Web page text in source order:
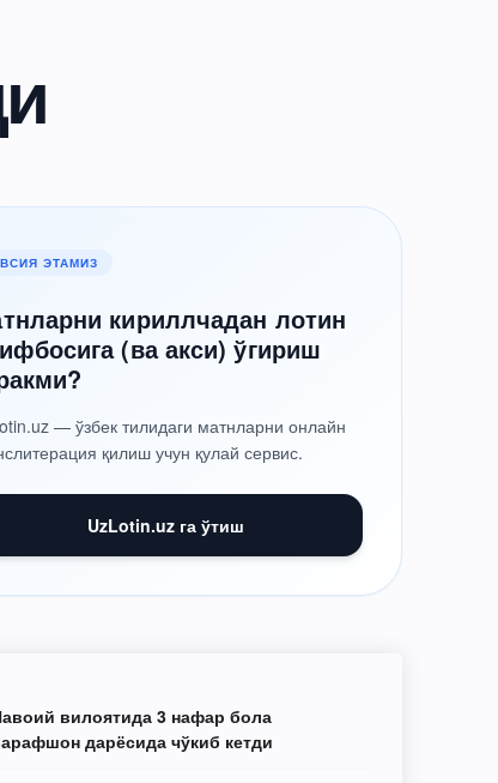
ЭТАМИЗ
кириллчадан лотин
(ва акси) ўгириш
— ўзбек тилидаги матнларни онлайн
қилиш учун қулай сервис.
UzLotin.uz га ўтиш
вилоятида 3 нафар бола
дарёсида чўкиб кетди